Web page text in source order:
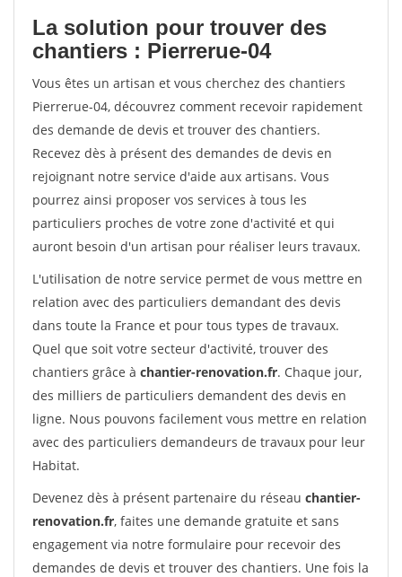
La solution pour trouver des
chantiers : Pierrerue-04
Vous êtes un artisan et vous cherchez des chantiers
Pierrerue-04, découvrez comment recevoir rapidement
des demande de devis et trouver des chantiers.
Recevez dès à présent des demandes de devis en
rejoignant notre service d'aide aux artisans. Vous
pourrez ainsi proposer vos services à tous les
particuliers proches de votre zone d'activité et qui
auront besoin d'un artisan pour réaliser leurs travaux.
L'utilisation de notre service permet de vous mettre en
relation avec des particuliers demandant des devis
dans toute la France et pour tous types de travaux.
Quel que soit votre secteur d'activité, trouver des
chantiers grâce à chantier-renovation.fr. Chaque jour,
des milliers de particuliers demandent des devis en
ligne. Nous pouvons facilement vous mettre en relation
avec des particuliers demandeurs de travaux pour leur
Habitat.
Devenez dès à présent partenaire du réseau chantier-
renovation.fr, faites une demande gratuite et sans
engagement via notre formulaire pour recevoir des
demandes de devis et trouver des chantiers. Une fois la